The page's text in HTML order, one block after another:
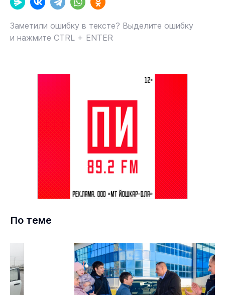
Заметили ошибку в тексте? Выделите ошибку
и нажмите CTRL + ENTER
По теме